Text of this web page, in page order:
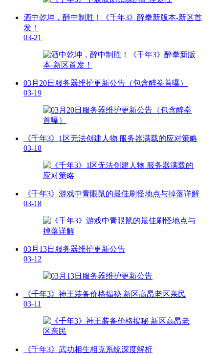
酒中乾坤，醉中制胜！《千年3》醉拳新版本-新区首
发！
03-21
03月20日服务器维护更新公告（包含醉拳首曝）
03-19
《千年3》1区无法创建人物 服务器满载的应对策略
03-18
《千年3》游戏中青眼鼠的最佳刷怪地点与掉落详解
03-18
03月13日服务器维护更新公告
03-12
《千年3》神王装备价格揭秘 新区高昂老区亲民
03-11
《千年3》武功相生相克系统深度解析